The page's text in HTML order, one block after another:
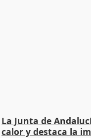
La Junta de
calor y destaca la